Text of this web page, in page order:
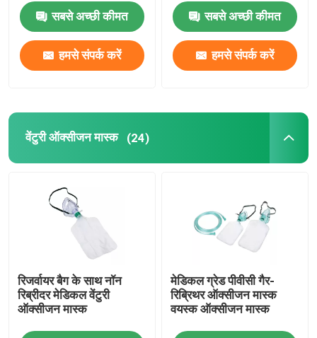
पोर्टेबल ऑक्सीजन मास्क
डिस्पोजेबल बाँझ सिरिंज
सिलिकॉन लेपित कैथेटर
सर्जिकल ड्रेसिंग बैंडेज
धुंध कपास झाड़ू
सबसे अच्छी कीमत
हमसे संपर्क करें
सबसे अच्छी कीमत
हमसे संपर्क करें
वेंटुरी ऑक्सीजन मास्क (24)
रिजर्वायर बैग के साथ नॉन
रिब्रीदर मेडिकल वेंटुरी
ऑक्सीजन मास्क
मेडिकल ग्रेड पीवीसी गैर-
रिब्रिथर ऑक्सीजन मास्क
वयस्क ऑक्सीजन मास्क